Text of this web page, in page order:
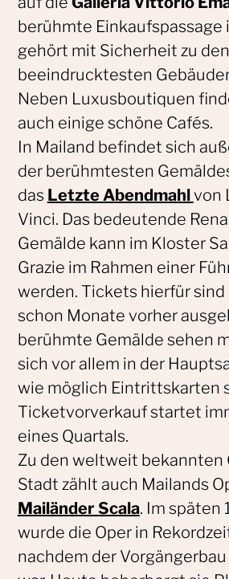
berühmte Einkaufspassage
gehört mit Sicherheit zu den
beeindrucktesten
Neben Luxusboutiquen
auch einige schöne Cafés.
In Mailand befindet sich
der berühmtesten
das Letzte Abendmahlvon
Vinci. Das bedeutende
Gemälde kann im Kloster
Grazie im Rahmen einer
werden. Tickets hierfür
schon Monate vorher
berühmte Gemälde sehen
sich vor allem in der
wie möglich Eintrittskarten
Ticketvorverkauf startet
eines Quartals.
Zu den weltweit bekannten
Stadt zählt auch Mailands
Mailänder Scala. Im späten
wurde die Oper in
nachdem der